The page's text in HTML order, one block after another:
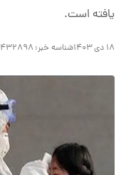
یافته است.
۱۸ دی ۱۴۰۳ شناسه خبر: ۴۳۲۸۹۸